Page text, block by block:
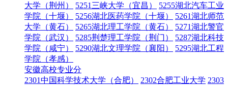
大学（荆州）
5251三峡大学（宜昌）
5255湖北汽车工业
学院（十堰）
5256湖北医药学院（十堰）
5261湖北师范
大学（黄石）
5265湖北理工学院（黄石）
5271湖北警官
学院（武汉）
5285荆楚理工学院（荆门）
5287湖北科技
学院（咸宁）
5290湖北文理学院（襄阳）
5295湖北工程
学院（孝感）
安徽高校专业分
2301中国科学技术大学（合肥）
2302合肥工业大学 2303